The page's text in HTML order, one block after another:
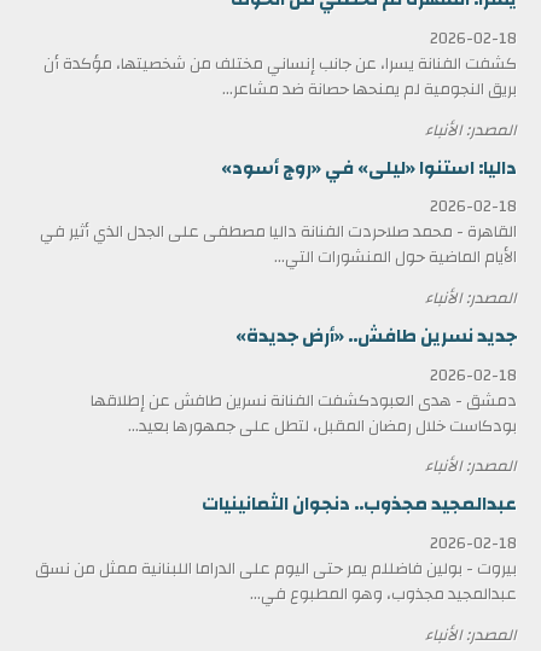
2026-02-18
كشفت الفنانة يسرا، عن جانب إنساني مختلف من شخصيتها، مؤكدة أن
بريق النجومية لم يمنحها حصانة ضد مشاعر...
المصدر: الأنباء
داليا: استنوا «ليلى» في «روج أسود»
2026-02-18
القاهرة - محمد صلاحردت الفنانة داليا مصطفى على الجدل الذي أثير في
الأيام الماضية حول المنشورات التي...
المصدر: الأنباء
جديد نسرين طافش.. «أرض جديدة»
2026-02-18
دمشق - هدى العبودكشفت الفنانة نسرين طافش عن إطلاقها
بودكاست خلال رمضان المقبل، لتطل على جمهورها بعيد...
المصدر: الأنباء
عبدالمجيد مجذوب.. دنجوان الثمانينيات
2026-02-18
بيروت - بولين فاضللم يمر حتى اليوم على الدراما اللبنانية ممثل من نسق
عبدالمجيد مجذوب، وهو المطبوع في...
المصدر: الأنباء